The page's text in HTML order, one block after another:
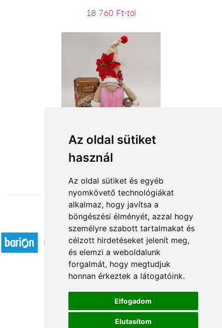
Az oldal sütiket
használ
Az oldal sütiket és egyéb
nyomkövető technológiákat
alkalmaz, hogy javítsa a
böngészési élményét, azzal hogy
személyre szabott tartalmakat és
célzott hirdetéseket jelenít meg,
és elemzi a weboldalunk
forgalmát, hogy megtudjuk
honnan érkeztek a látogatóink.
Elfogadom
Elutasítom
18 760 Ft-tól
Karácsonyi manócska
15 040 Ft-tól
Elfogadott fizetési módok
Á.SZ.F.
Impresszum
Adatkezelési tájékoztató